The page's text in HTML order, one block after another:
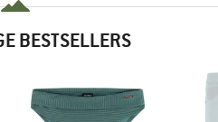
BESTSELLERS